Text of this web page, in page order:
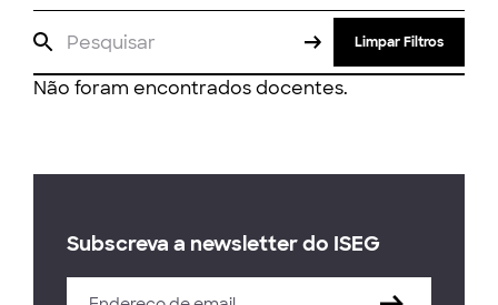
Limpar Filtros
Não foram encontrados docentes.
Subscreva a newsletter do ISEG